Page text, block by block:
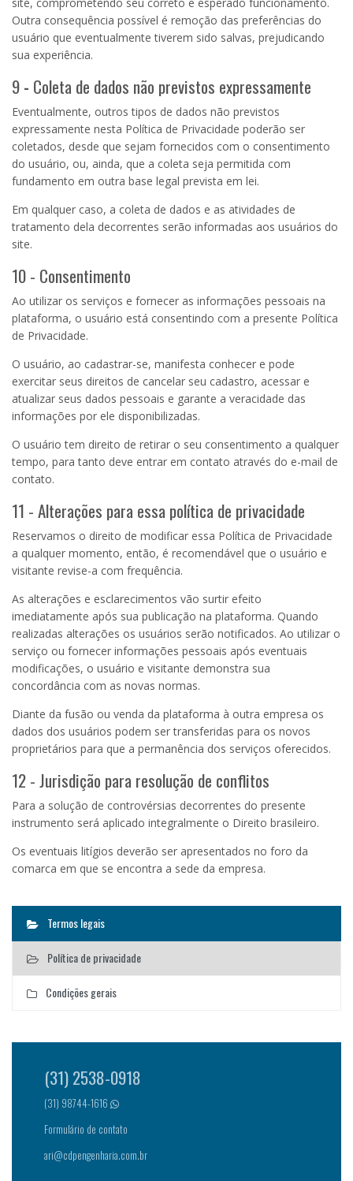
Outra consequência possível é remoção das preferências do
usuário que eventualmente tiverem sido salvas, prejudicando
sua experiência.
9- Coleta de dados não previstos expressamente
Eventualmente, outros tipos de dados não previstos
expressamente nesta Política de Privacidade poderão ser
coletados, desde que sejam fornecidos com o consentimento
do usuário, ou, ainda, que a coleta seja permitida com
fundamento em outra base legal prevista em lei.
Em qualquer caso, a coleta de dados e as atividades de
tratamento dela decorrentes serão informadas aos usuários do
site.
10 - Consentimento
Ao utilizar os serviços e fornecer as informações pessoais na
plataforma, o usuário está consentindo com a presente Política
de Privacidade.
O usuário, ao cadastrar-se, manifesta conhecer e pode
exercitar seus direitos de cancelar seu cadastro, acessar e
atualizar seus dados pessoais e garante a veracidade das
informações por ele disponibilizadas.
O usuário tem direito de retirar o seu consentimento a qualquer
tempo, para tanto deve entrar em contato através do e-mail de
contato.
11 - Alterações para essa política de privacidade
Reservamos o direito de modificar essa Política de Privacidade
a qualquer momento, então, é recomendável que o usuário e
visitante revise-a com frequência.
As alterações e esclarecimentos vão surtir efeito
imediatamente após sua publicação na plataforma. Quando
realizadas alterações os usuários serão notificados. Ao utilizar o
serviço ou fornecer informações pessoais após eventuais
modificações, o usuário e visitante demonstra sua
concordância com as novas normas.
Diante da fusão ou venda da plataforma à outra empresa os
dados dos usuários podem ser transferidas para os novos
proprietários para que a permanência dos serviços oferecidos.
12 - Jurisdição para resolução de conflitos
Para a solução de controvérsias decorrentes do presente
instrumento será aplicado integralmente o Direito brasileiro.
Os eventuais litígios deverão ser apresentados no foro da
comarca em que se encontra a sede da empresa.
Termos legais
Política de privacidade
Condições gerais
(31) 2538-0918
(31) 98744-1616
Formulário de contato
ari@cdpengenharia.com.br